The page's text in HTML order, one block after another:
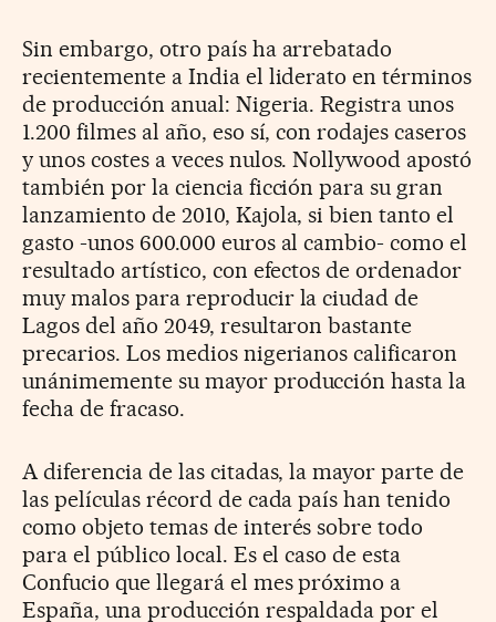
Sin embargo, otro país ha arrebatado
recientemente a India el liderato en términos
de producción anual: Nigeria. Registra unos
1.200 filmes al año, eso sí, con rodajes caseros
y unos costes a veces nulos. Nollywood apostó
también por la ciencia ficción para su gran
lanzamiento de 2010, Kajola, si bien tanto el
gasto -unos 600.000 euros al cambio- como el
resultado artístico, con efectos de ordenador
muy malos para reproducir la ciudad de
Lagos del año 2049, resultaron bastante
precarios. Los medios nigerianos calificaron
unánimemente su mayor producción hasta la
fecha de fracaso.
A diferencia de las citadas, la mayor parte de
las películas récord de cada país han tenido
como objeto temas de interés sobre todo
para el público local. Es el caso de esta
Confucio que llegará el mes próximo a
España, una producción respaldada por el